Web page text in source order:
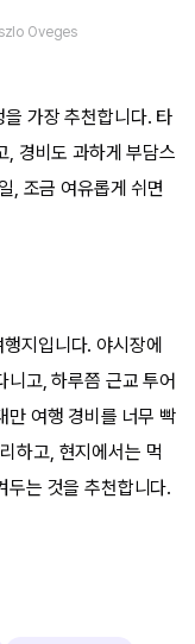
Oveges
가장 추천합니다. 타
, 경비도 과하게 부담스
, 조금 여유롭게 쉬면
지입니다. 야시장에
니고, 하루쯤 근교 투어
만 여행 경비를 너무 빡
하고, 현지에서는 먹
두는 것을 추천합니다.